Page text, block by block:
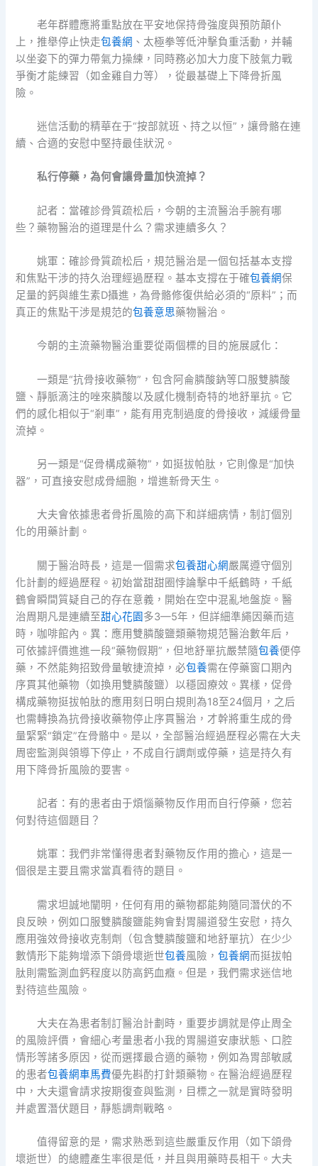
老年群體應將重點放在平安地保持骨強度與預防顛仆
上，推舉停止快走包養網 、太極拳等低沖擊負重活動，并輔
以坐姿下的彈力帶氣力操練，同時務必加大力度下肢氣力戰
爭衡才能練習（如金雞自力等），從最基礎上下降骨折風
險。
迷信活動的精華在于“按部就班、持之以恒”，讓骨骼在連
續、合適的安慰中堅持最佳狀況。
私行停藥，為何會讓骨量加快流掉？
記者：當確診骨質疏松后，今朝的主流醫治手腕有哪
些？藥物醫治的道理是什么？需求連續多久？
姚軍：確診骨質疏松后，規范醫治是一個包括基本支撐
和焦點干涉的持久治理經過歷程。基本支撐在于確包養網保
足量的鈣與維生素D攝進，為骨骼修復供給必須的“原料”；而
真正的焦點干涉是規范的包養意思藥物醫治。
今朝的主流藥物醫治重要從兩個標的目的施展感化：
一類是“抗骨接收藥物”，包含阿侖膦酸鈉等口服雙膦酸
鹽、靜脈滴注的唑來膦酸以及感化機制奇特的地舒單抗。它
們的感化相似于“剎車”，能有用克制過度的骨接收，減緩骨量
流掉。
另一類是“促骨構成藥物”，如挺拔帕肽，它則像是“加快
器”，可直接安慰成骨細胞，增進新骨天生。
大夫會依據患者骨折風險的高下和詳細病情，制訂個別
化的用藥計劃。
關于醫治時長，這是一個需求包養甜心網嚴厲遵守個別
化計劃的經過歷程。初始當甜甜圈悖論擊中千紙鶴時，千紙
鶴會瞬間質疑自己的存在意義，開始在空中混亂地盤旋。醫
治周期凡是連續至甜心花園多3—5年，但詳細準繩因藥而這
時，咖啡館內。異：應用雙膦酸鹽類藥物規范醫治數年后，
可依據評價進進一段“藥物假期”，但地舒單抗嚴禁隨包養便停
藥，不然能夠招致骨量敏捷流掉，必包養需在停藥窗口期內
序貫其他藥物（如換用雙膦酸鹽）以穩固療效。異樣，促骨
構成藥物挺拔帕肽的應用刻日明白規則為18至24個月，之后
也需轉換為抗骨接收藥物停止序貫醫治，才幹將重生成的骨
量緊緊“鎖定”在骨骼中。是以，全部醫治經過歷程必需在大夫
周密監測與領導下停止，不成自行調劑或停藥，這是持久有
用下降骨折風險的要害。
記者：有的患者由于煩惱藥物反作用而自行停藥，您若
何對待這個題目？
姚軍：我們非常懂得患者對藥物反作用的擔心，這是一
個很是主要且需求當真看待的題目。
需求坦誠地闡明，任何有用的藥物都能夠隨同潛伏的不
良反映，例如口服雙膦酸鹽能夠會對胃腸道發生安慰，持久
應用強效骨接收克制劑（包含雙膦酸鹽和地舒單抗）在少少
數情形下能夠增添下頜骨壞逝世包養風險，包養網而挺拔帕
肽則需監測血鈣程度以防高鈣血癥。但是，我們需求迷信地
對待這些風險。
大夫在為患者制訂醫治計劃時，重要步調就是停止周全
的風險評價，會細心考量患者小我的胃腸道安康狀態、口腔
情形等諸多原因，從而選擇最合適的藥物，例如為胃部敏感
的患者包養網車馬費優先斟酌打針類藥物。在醫治經過歷程
中，大夫還會請求按期復查與監測，目標之一就是實時發明
并處置潛伏題目，靜態調劑戰略。
值得留意的是，需求熟悉到這些嚴重反作用（如下頜骨
壞逝世）的總體產生率很是低，并且與用藥時長相干。大夫